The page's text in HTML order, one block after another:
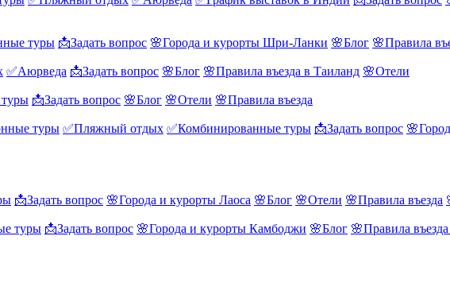
туры 📩Задать вопрос 🌸Города и курорты Шри-Ланки 🌸Блог 🌸Правила
✅Аюрведа 📩Задать вопрос 🌸Блог 🌸Правила въезда в Таиланд 🌸Отели
📩Задать вопрос 🌸Блог 🌸Отели 🌸Правила въезда
туры ✅Пляжный отдых ✅Комбинированные туры 📩Задать вопрос
📩Задать вопрос 🌸Города и курорты Лаоса 🌸Блог 🌸Отели 🌸Правила въезда
туры 📩Задать вопрос 🌸Города и курорты Камбоджи 🌸Блог 🌸Правила